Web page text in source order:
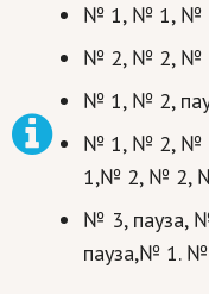
№ 1, № 1, №
№ 2, № 2, №
№ 1, № 2,
№ 1, № 2, №
1,№ 2, № 2,
№ 3, пауза,
пауза,№ 1.